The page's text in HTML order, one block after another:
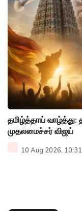
தமிழ்த்தாய்
முதலமைச்சர் விஜய்
10 Aug 2026,